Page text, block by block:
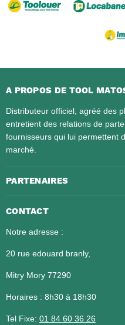
A PROPOS DE TOOL
Distributeur officiel, agréé des
entretient des relations de
fournisseurs qui lui permettent
marché.
PARTENAIRES
CONTACT
Notre adresse :
20 rue edouard branly,
Mitry Mory 77290
Horaires : 8h30 à 18h30
Tel Fixe: 01 84 60 36 26​​​​​​​